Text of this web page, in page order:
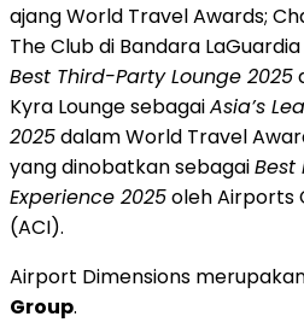
ajang World Travel Awards;
The Club di Bandara LaGuardia
Best Third-Party Lounge 2025
Kyra Lounge sebagaiAsia’s
2025dalam World Travel
yang dinobatkan sebagaiBest
Experience 2025oleh Airports
(ACI).
Airport Dimensions
Group.